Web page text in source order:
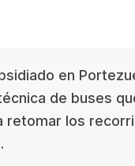
en
de buses
retomar los